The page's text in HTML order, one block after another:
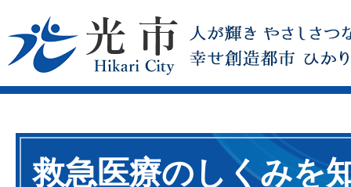
救急医療のしくみを